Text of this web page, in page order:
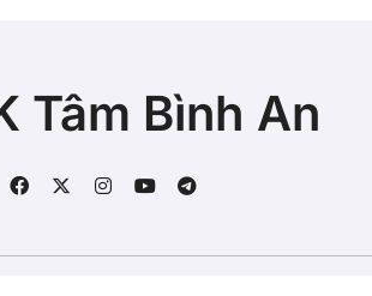
Tâm Bình An